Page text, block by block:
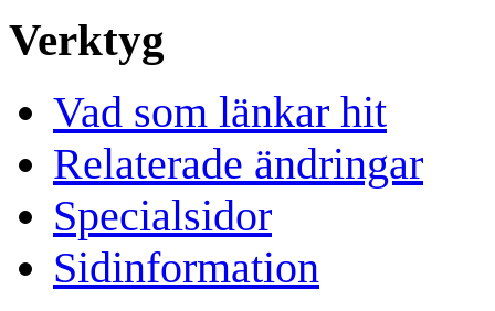
Verktyg
Vad som länkar hit
Relaterade ändringar
Specialsidor
Sidinformation